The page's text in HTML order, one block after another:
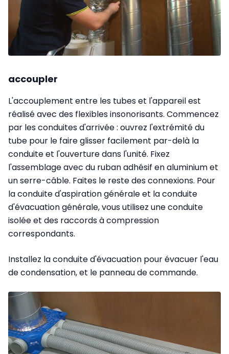
accoupler
L'accouplement entre les tubes et l'appareil est
réalisé avec des flexibles insonorisants. Commencez
par les conduites d'arrivée : ouvrez l'extrémité du
tube pour le faire glisser facilement par-delà la
conduite et l'ouverture dans l'unité. Fixez
l'assemblage avec du ruban adhésif en aluminium et
un serre-câble. Faites le reste des connexions. Pour
la conduite d'aspiration générale et la conduite
d'évacuation générale, vousutilisez une conduite
isolée et des raccords à compression
correspondants.
Installez la conduite d'évacuation pour évacuer l'eau
de condensation, et le panneau de commande.